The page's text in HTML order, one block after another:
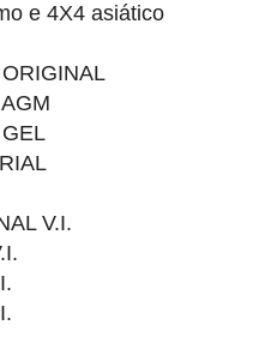
e 4X4 asiático
V.I.